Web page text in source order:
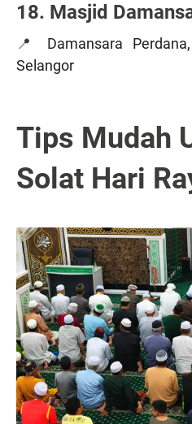
18. Masjid
📍 Damansara
Selangor
Tips Mudah
Solat Hari